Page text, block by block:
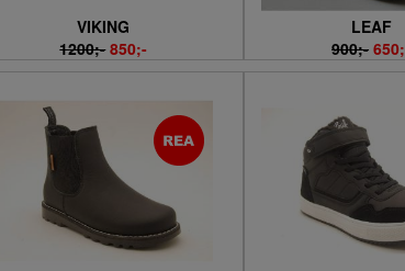
VIKING
1200;- 850;-
LEAF
900;-